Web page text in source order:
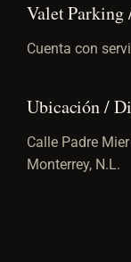
Valet Parking
Cuenta con
Ubicación /
Calle Padre
Monterrey, N.L.